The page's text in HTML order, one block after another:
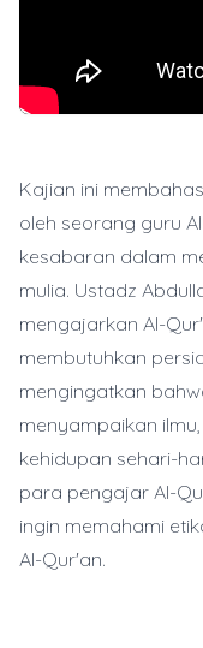
Kajian ini
oleh seorang guru
kesabaran dalam
mulia. Ustadz
mengajarkan Al-
membutuhkan
mengingatkan
menyampaikan
kehidupan sehari-
para pengajar Al-
ingin memahami
Al-Qur'an.